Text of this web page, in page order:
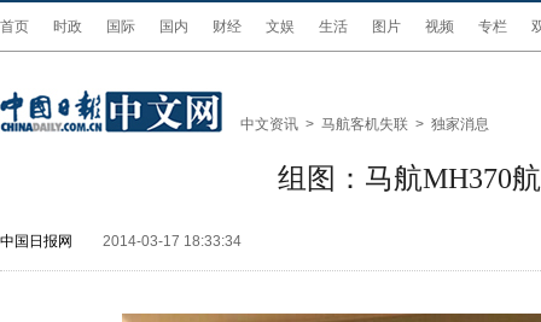
首页 时政 国际 国内 财经 文娱 生活 图片 视频 专栏
中文资讯 > 马航客机失联 > 独家消息
组图：马航MH370
中国日报网 2014-03-17 18:33:34